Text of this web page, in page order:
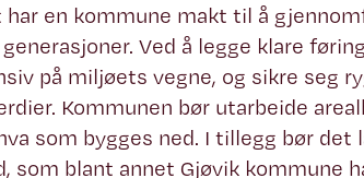
en kommune makt til å
Ved å legge klare
på miljøets vegne, og sikre seg
Kommunen bør utarbeide
som bygges ned. I tillegg bør det
som blant annet Gjøvik kommune